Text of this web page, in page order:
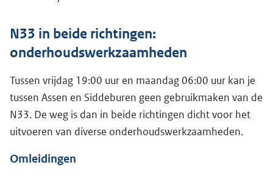
N33 in beide richtingen:
onderhoudswerkzaamheden
Tussen vrijdag 19:00 uur en maandag 06:00 uur kan je
tussen Assen en Siddeburen geen gebruikmaken van de
N33. De weg is dan in beide richtingen dicht voor het
uitvoeren van diverse onderhoudswerkzaamheden.
Omleidingen